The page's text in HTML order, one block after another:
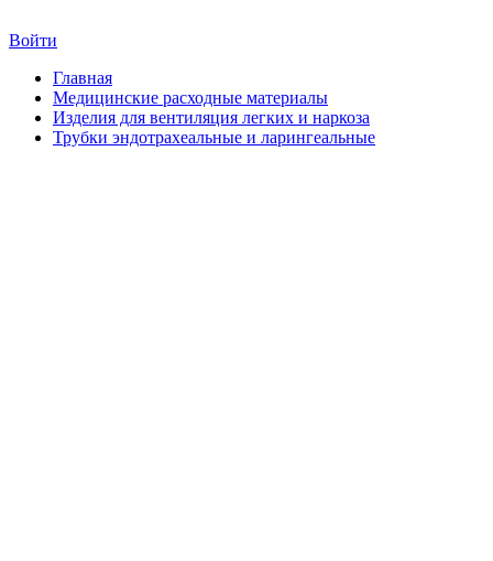
Войти
Главная
Медицинские расходные материалы
Изделия для вентиляция легких и наркоза
Трубки эндотрахеальные и ларингеальные